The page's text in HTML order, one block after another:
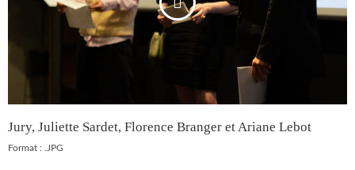
Jury, Juliette Sardet, Florence Branger et Ariane Lebot
Format : .JPG